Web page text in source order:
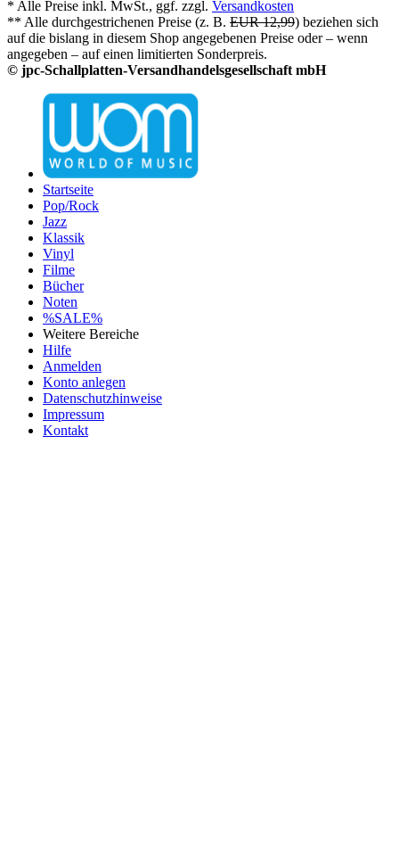
* Alle Preise inkl. MwSt., ggf. zzgl. Versandkosten
** Alle durchgestrichenen Preise (z. B. EUR 12,99) beziehen sich
auf die bislang in diesem Shop angegebenen Preise oder – wenn
angegeben – auf einen limitierten Sonderpreis.
© jpc-Schallplatten-Versandhandelsgesellschaft mbH
Startseite
Pop/Rock
Jazz
Klassik
Vinyl
Filme
Bücher
Noten
%SALE%
Weitere Bereiche
Hilfe
Anmelden
Konto anlegen
Datenschutzhinweise
Impressum
Kontakt